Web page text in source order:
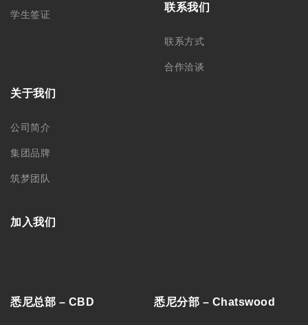
学生签证
联系我们
联系方式
合作洽谈
关于我们
公司简介
集团品牌
筑梦团队
加入我们
悉尼总部 – CBD 悉尼分部 – Chatswood